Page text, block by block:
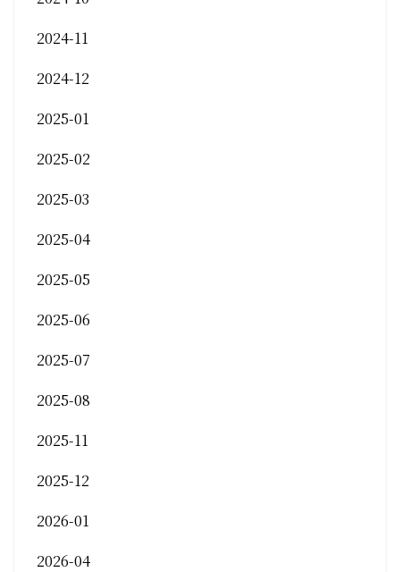
2024-11
2024-12
2025-01
2025-02
2025-03
2025-04
2025-05
2025-06
2025-07
2025-08
2025-11
2025-12
2026-01
2026-04